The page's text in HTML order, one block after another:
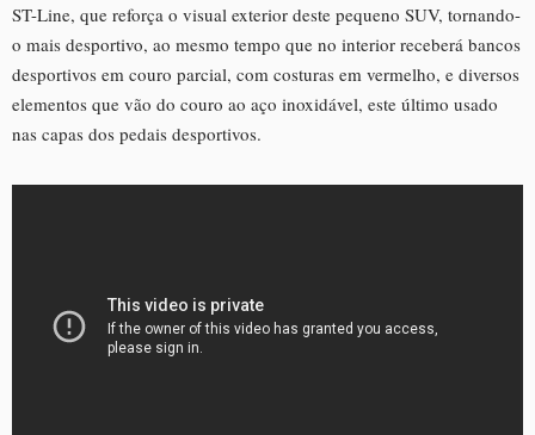
ST-Line, que reforça o visual exterior deste pequeno SUV, tornando-
o mais desportivo, ao mesmo tempo que no interior receberá bancos
desportivos em couro parcial, com costuras em vermelho, e diversos
elementos que vão do couro ao aço inoxidável, este último usado
nas capas dos pedais desportivos.